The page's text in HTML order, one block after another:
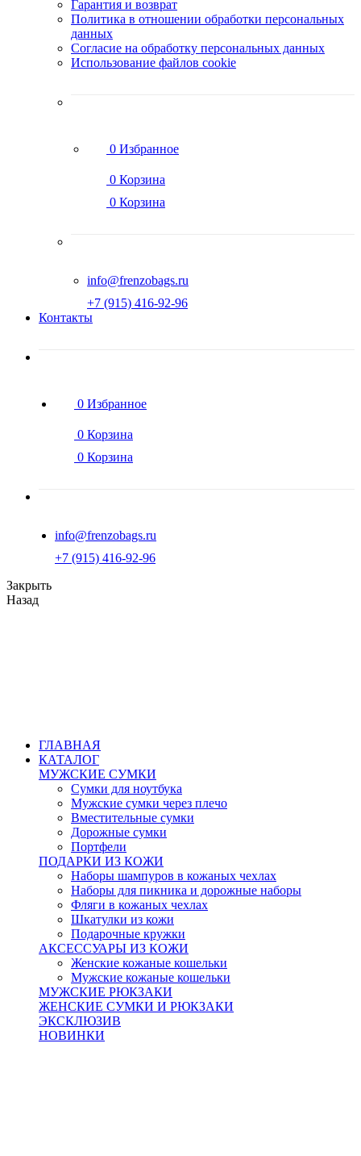
Гарантия и возврат
Политика в отношении обработки персональных
данных
Согласие на обработку персональных данных
Использование файлов cookie
0 Избранное
0 Корзина
0 Корзина
info@frenzobags.ru
‭+7 (915) 416-92-96
Контакты
0 Избранное
0 Корзина
0 Корзина
info@frenzobags.ru
‭+7 (915) 416-92-96
Закрыть
Назад
ГЛАВНАЯ
КАТАЛОГ
МУЖСКИЕ СУМКИ
Сумки для ноутбука
Мужские сумки через плечо
Вместительные сумки
Дорожные сумки
Портфели
ПОДАРКИ ИЗ КОЖИ
Наборы шампуров в кожаных чехлах
Наборы для пикника и дорожные наборы
Фляги в кожаных чехлах
Шкатулки из кожи
Подарочные кружки
АКСЕССУАРЫ ИЗ КОЖИ
Женские кожаные кошельки
Мужские кожаные кошельки
МУЖСКИЕ РЮКЗАКИ
ЖЕНСКИЕ СУМКИ И РЮКЗАКИ
ЭКСКЛЮЗИВ
НОВИНКИ